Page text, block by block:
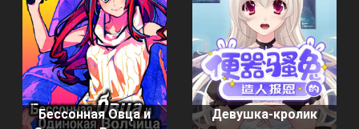
Бессонная Овца и
Девушка-кролик